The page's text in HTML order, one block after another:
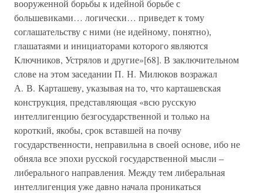
вооруженной борьбы к идейной борьбе с
большевиками… логически… приведет к тому
соглашательству с ними (не идейному, понятно),
глашатаями и инициаторами которого являются
Ключников, Устрялов и другие»[68]. В заключительном
слове на этом заседании П. Н. Милюков возражал
А. В. Карташеву, указывая на то, что карташевская
конструкция, представляющая «всю русскую
интеллигенцию безгосударственной и только на
короткий, якобы, срок вставшей на почву
государственности, неправильна в своей основе, ибо не
обняла все эпохи русской государственной мысли –
либерального направления. Между тем либеральная
интеллигенция уже давно начала проникаться